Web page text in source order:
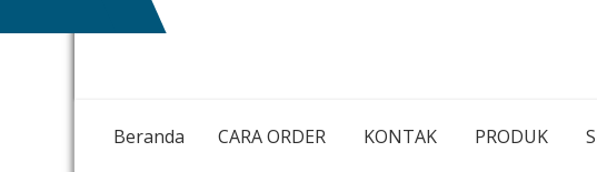
NIAGA
MEMBANGUN
Beranda CARA ORDER KONTAK PRODUK